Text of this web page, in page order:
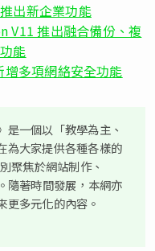
出新企業功能
V11 推出融合備份、複
能
多項網絡安全功能
是一個以「教學為主、
為大家提供各種各樣的
聚焦於網站制作、
隨著時間發展，本網亦
更多元化的內容。